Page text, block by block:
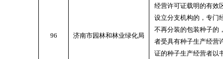
96 济南市园林和林业绿化局
经营许可证载明的有效
设立分支机构的，专门
不再分装的包装种子的
者受具有种子生产经营
证的种子生产经营者以